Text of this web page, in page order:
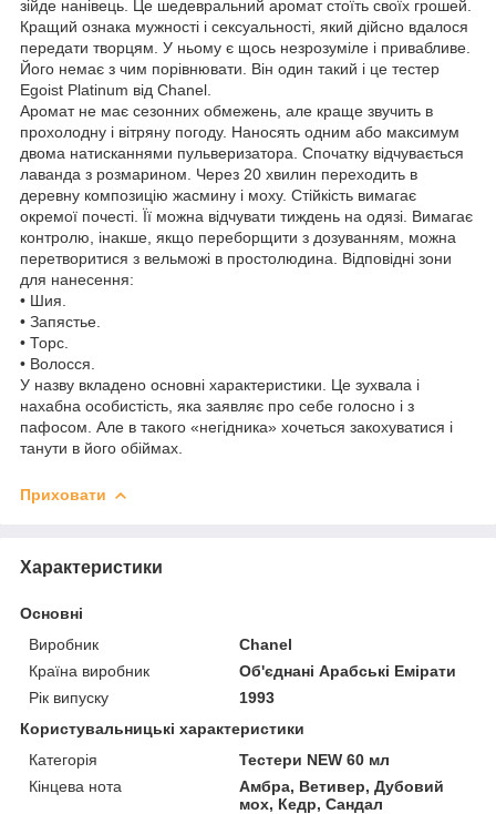
зійде нанівець. Це шедевральний аромат стоїть своїх грошей.
Кращий ознака мужності і сексуальності, який дійсно вдалося
передати творцям. У ньому є щось незрозуміле і привабливе.
Його немає з чим порівнювати. Він один такий і це тестер
Egoist Platinum від Chanel.
Аромат не має сезонних обмежень, але краще звучить в
прохолодну і вітряну погоду. Наносять одним або максимум
двома натисканнями пульверизатора. Спочатку відчувається
лаванда з розмарином. Через 20 хвилин переходить в
деревну композицію жасмину і моху. Стійкість вимагає
окремої почесті. Її можна відчувати тиждень на одязі. Вимагає
контролю, інакше, якщо переборщити з дозуванням, можна
перетворитися з вельможі в простолюдина. Відповідні зони
для нанесення:
• Шия.
• Запястье.
• Торс.
• Волосся.
У назву вкладено основні характеристики. Це зухвала і
нахабна особистість, яка заявляє про себе голосно і з
пафосом. Але в такого «негідника» хочеться закохуватися і
танути в його обіймах.
Приховати
Характеристики
Основні
Виробник
Chanel
Країна виробник
Об'єднані Арабські Емірати
Рік випуску
1993
Користувальницькі характеристики
Категорія
Тестери NEW 60 мл
Кінцева нота
Амбра, Ветивер, Дубовий
мох, Кедр, Сандал